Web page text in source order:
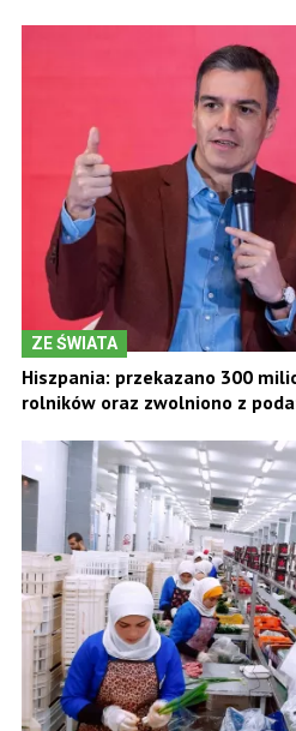
ZE ŚWIATA
Hiszpania: przekazano 300
rolników oraz zwolniono z